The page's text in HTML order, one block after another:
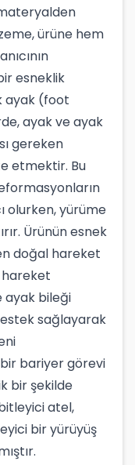
ürüne hem
esneklik
ayak (foot
ayak ve ayak
gereken
etmektir. Bu
olurken, yürüme
Ürünün esnek
doğal hareket
hareket
ayak bileği
sağlayarak
bariyer görevi
bir şekilde
atel,
bir yürüyüş